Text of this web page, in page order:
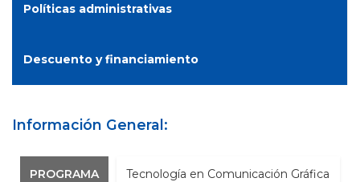
Políticas administrativas
Descuento y financiamiento
Información General:
PROGRAMA ​​​​Tecnología en Comunicación Gráfica​​​